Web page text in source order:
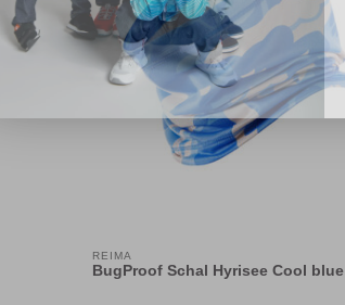
REIMA
BugProof Schal Hyrisee Cool blue